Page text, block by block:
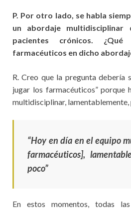
P. Por otro lado, se habla
un abordaje
pacientes crónicos.
farmacéuticos en dicho
R. Creo que la pregunta debería
jugar los farmacéuticos” porque
multidisciplinar, lamentablemente,
“Hoy en día en el equipo
farmacéuticos],
poco”
En estos momentos, todas